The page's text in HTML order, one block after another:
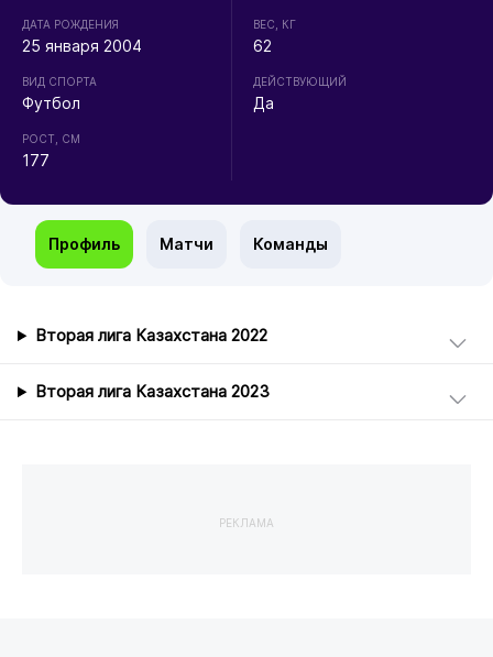
ДАТА РОЖДЕНИЯ
25 января 2004
ВИД СПОРТА
Футбол
РОСТ, СМ
177
ВЕС, КГ
62
ДЕЙСТВУЮЩИЙ
Да
Профиль Матчи Команды
Вторая лига Казахстана 2022
Вторая лига Казахстана 2023
РЕКЛАМА